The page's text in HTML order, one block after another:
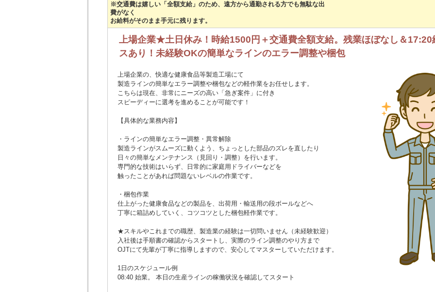
※交通費は嬉しい「全額支給」のため、遠方から通勤される方でも無駄な出
費がなく
お給料がそのまま手元に残ります。
上場企業★土日休み！時給1500円＋交通費全額支給。残業ほぼなし＆
スあり！未経験OKの簡単なラインのエラー調整や梱包
上場企業の、快適な健康食品等製造工場にて
製造ラインの簡単なエラー調整や梱包などの軽作業をお任せします。
こちらは現在、非常にニーズの高い「急ぎ案件」に付き
スピーディーに選考を進めることが可能です！
【具体的な業務内容】
・ラインの簡単なエラー調整・異常解除
製造ラインがスムーズに動くよう、ちょっとした部品のズレを直したり
日々の簡単なメンテナンス（見回り・調整）を行います。
専門的な技術はいらず、日常的に家庭用ドライバーなどを
触ったことがあれば問題ないレベルの作業です。
・梱包作業
仕上がった健康食品などの製品を、出荷用・輸送用の段ボールなどへ
丁寧に箱詰めしていく、コツコツとした梱包軽作業です。
★スキルやこれまでの職歴、製造業の経験は一切問いません（未経験歓迎）
入社後は手順書の確認からスタートし、実際のライン調整のやり方まで
OJTにて先輩が丁寧に指導しますので、安心してマスターしていただけます。
1日のスケジュール例
08:40 始業。 本日の生産ラインの稼働状況を確認してスタート